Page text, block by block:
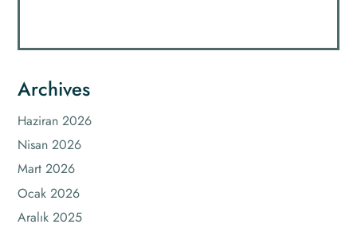
Archives
Haziran 2026
Nisan 2026
Mart 2026
Ocak 2026
Aralık 2025